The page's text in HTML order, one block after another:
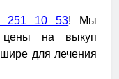
251 10 53! Мы
цены на выкуп
для лечения